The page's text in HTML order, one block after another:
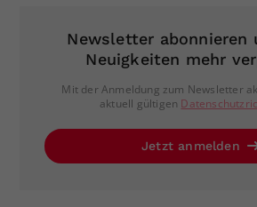
Newsletter abonnieren
Neuigkeiten mehr
Mit der Anmeldung zum Newsletter
aktuell gültigen
Jetzt anmelden